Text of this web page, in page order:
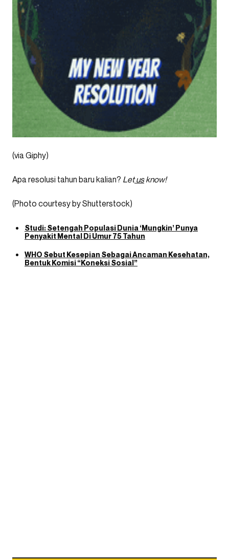
(via Giphy)
Apa resolusi tahun baru kalian? Letusknow!
(Photo courtesy by Shutterstock)
Studi: Setengah Populasi Dunia ‘Mungkin’ Punya
Penyakit Mental Di Umur 75 Tahun
WHO Sebut Kesepian Sebagai Ancaman Kesehatan,
Bentuk Komisi “Koneksi Sosial”